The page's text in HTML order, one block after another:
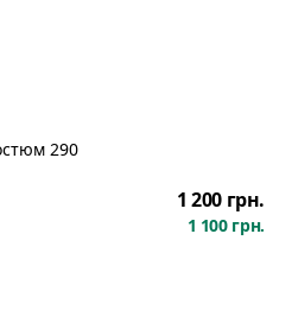
290
1 200 грн.
1 100 грн.